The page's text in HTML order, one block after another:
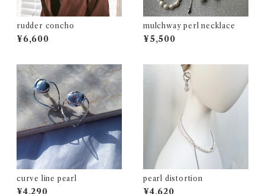
rudder concho
¥6,600
mulchway perl necklace
¥5,500
curve line pearl
¥4,290
pearl distortion
¥4,620